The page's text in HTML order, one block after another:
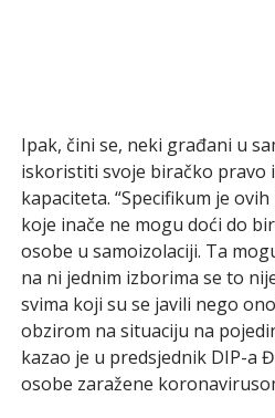
Ipak, čini se, neki građani u
iskoristiti svoje biračko pravo
kapaciteta. “Specifikum je
koje inače ne mogu doći do
osobe u samoizolaciji. Ta
na ni jednim izborima se to
svima koji su se javili nego
obzirom na situaciju na
kazao je u predsjednik DIP-a
osobe zaražene